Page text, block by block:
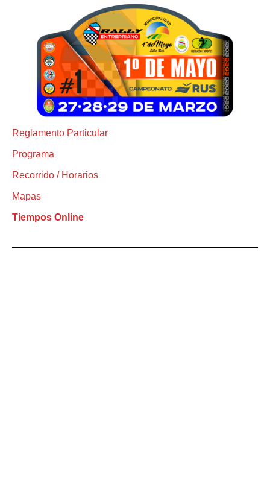
Reglamento Particular
Programa
Recorrido / Horarios
Mapas
Tiempos Online